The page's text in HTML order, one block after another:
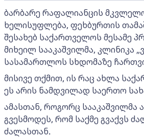
ბარბარე რაფალიანცის
ხელისუფლება, ფეხბურთის
შესახებ საქართველოს მესამე
მიხეილ სააკაშვილმა, კლინიკა
სასამართლოს სხდომაზე
მისივე თქმით, ის რაც ახლა
ეს არის ნამდვილად საერთო
ამასთან, როგორც სააკაშვილმა
გვესმოდეს, რომ საქმე გვაქვს
ძალასთან.